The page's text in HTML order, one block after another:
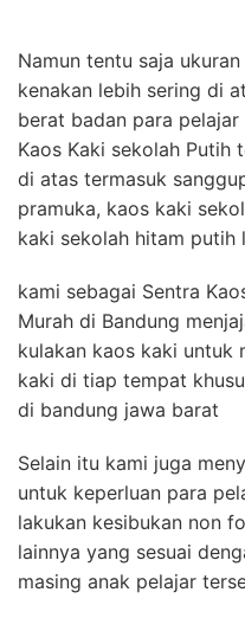
Namun tentu saja
kenakan lebih sering di
berat badan para
Kaos Kaki sekolah Putih
di atas termasuk
pramuka, kaos kaki
kaki sekolah hitam putih
kami sebagai Sentra
Murah di Bandung
kulakan kaos kaki untuk
kaki di tiap tempat
di bandung jawa barat
Selain itu kami juga
untuk keperluan para
lakukan kesibukan non
lainnya yang sesuai
masing anak pelajar